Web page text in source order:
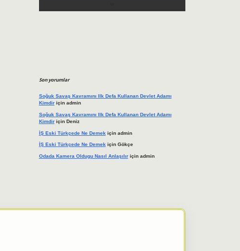
Son yorumlar
Soğuk Savaş Kavramını Ilk Defa Kullanan Devlet Adamı
Kimdiriçin admin
Soğuk Savaş Kavramını Ilk Defa Kullanan Devlet Adamı
Kimdiriçin Deniz
İŞ Eski Türkçede Ne Demek için admin
İŞ Eski Türkçede Ne Demek için Gökçe
Odada Kamera Oldugu Nasıl Anlaşılıriçin admin